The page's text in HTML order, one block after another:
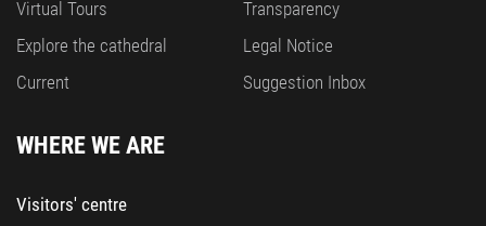
Virtual Tours
Explore the cathedral
Current
Transparency
Legal Notice
Suggestion Inbox
WHERE WE ARE
Visitors' centre